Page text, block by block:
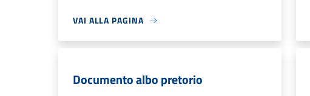
VAI ALLA PAGINA
Documento albo pretorio